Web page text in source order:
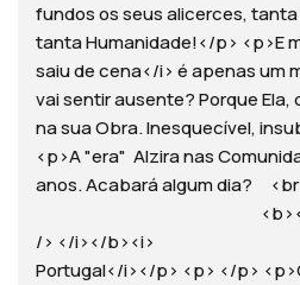
fundos os seus alicerces, tanta
tanta Humanidade!</p> <p>E
saiu de cena</i> é apenas um
vai sentir ausente? Porque
na sua Obra. Inesquecível,
<p>A "era" Alzira nas
anos. Acabará algum dia?
<b><i>Eduíno
/> </i></
Portugal</i></p> <p> </p>